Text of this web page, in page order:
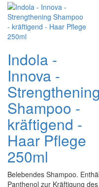
Indola -
Innova -
Strengthening
Shampoo -
kräftigend -
Haar Pflege
250ml
Belebendes Shampoo.
Panthenol zur Kräftigung des